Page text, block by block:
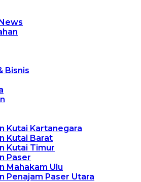
Bisnis
Kutai Kartanegara
Kutai Barat
Kutai Timur
Paser
Mahakam Ulu
Penajam Paser Utara